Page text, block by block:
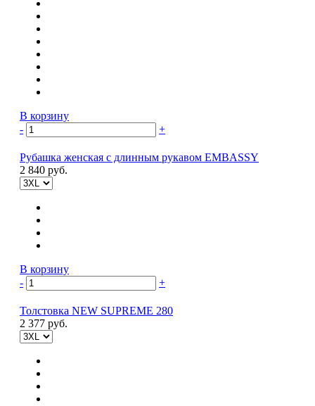
В корзину
-
+
Рубашка женская с длинным рукавом EMBASSY
2 840 руб.
В корзину
-
+
Толстовка NEW SUPREME 280
2 377 руб.